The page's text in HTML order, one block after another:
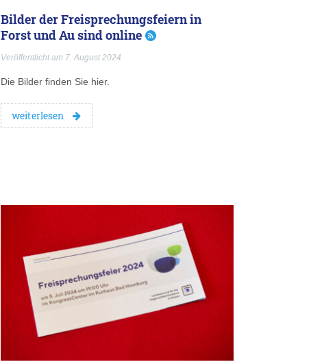
Bilder der Freisprechungsfeiern in
Forst und Au sind online
Veröffentlicht am 7. August 2024
Die Bilder finden Sie hier.
weiterlesen